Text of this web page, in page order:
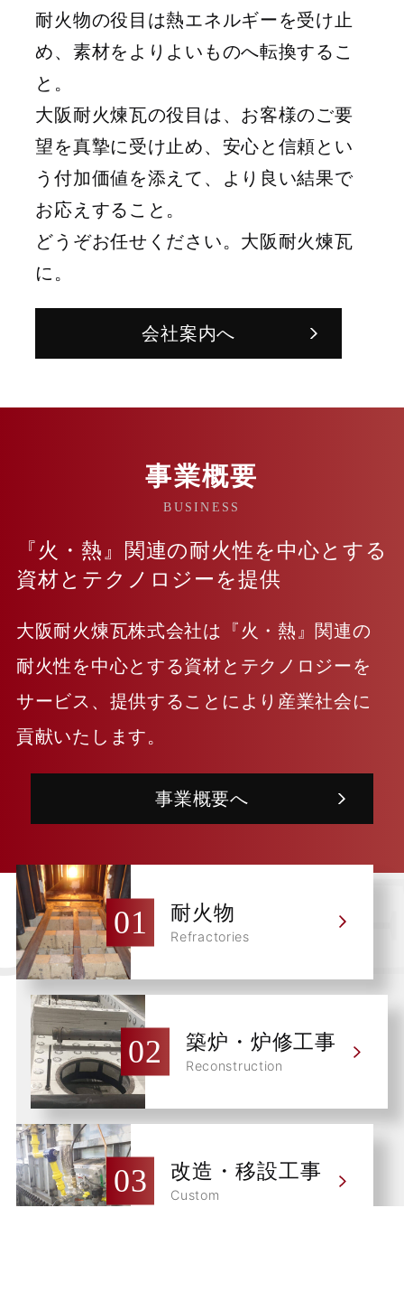
耐火物の役目は熱エネルギーを受け止
め、素材をよりよいものへ転換するこ
と。
大阪耐火煉瓦の役目は、お客様のご要
望を真摯に受け止め、安心と信頼とい
う付加価値を添えて、より良い結果で
お応えすること。
どうぞお任せください。大阪耐火煉瓦
に。
会社案内へ
事業概要
BUSINESS
『火・熱』関連の耐火性を中心とする
資材とテクノロジーを提供
大阪耐火煉瓦株式会社は『火・熱』関連の
耐火性を中心とする資材とテクノロジーを
サービス、提供することにより産業社会に
貢献いたします。
事業概要へ
耐火物
Refractories
築炉・炉修工事
Reconstruction
改造・移設工事
Custom